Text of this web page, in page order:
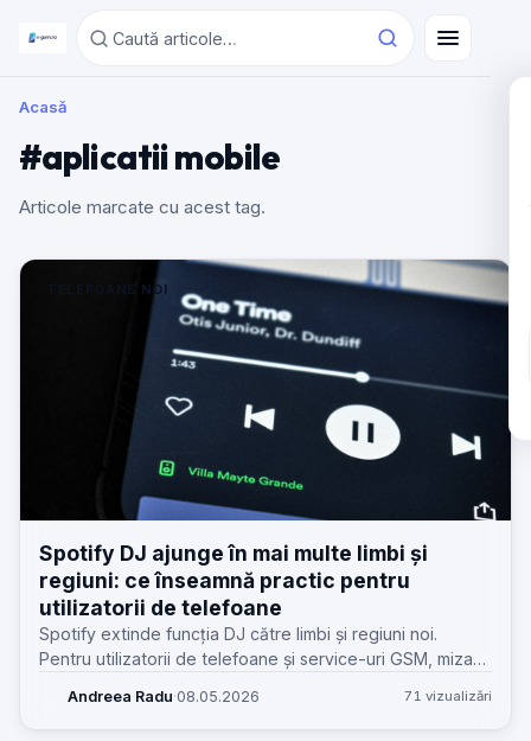
Acasă
#aplicatii mobile
Articole marcate cu acest tag.
TELEFOANE NOI
Spotify DJ ajunge în mai multe limbi și
regiuni: ce înseamnă practic pentru
utilizatorii de telefoane
Spotify extinde funcția DJ către limbi și regiuni noi.
Pentru utilizatorii de telefoane și service-uri GSM, miza
suport.
Andreea Radu·08.05.2026 71 vizualizări